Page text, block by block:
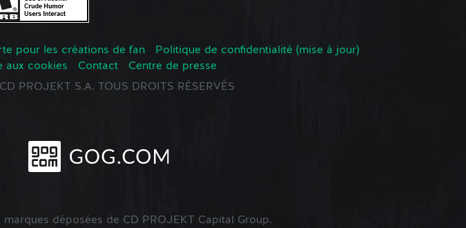
pour les créations de fan
Politique de confidentialité (mise à jour)
aux cookies Contact
Centre de presse
PROJEKT S.A. TOUS DROITS RÉSERVÉS
déposées de CD PROJEKT Capital Group.